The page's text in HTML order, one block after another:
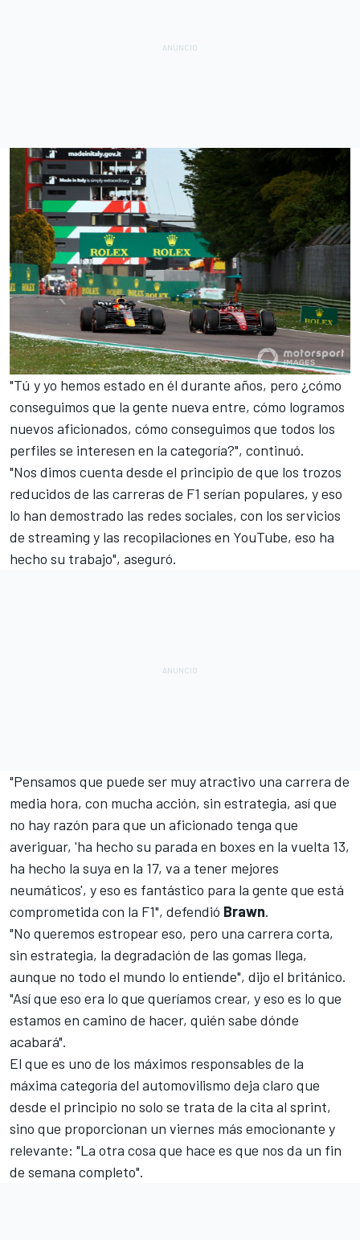
"Tú y yo hemos estado en él durante años, pero ¿cómo
conseguimos que la gente nueva entre, cómo logramos
nuevos aficionados, cómo conseguimos que todos los
perfiles se interesen en la categoría?", continuó.
"Nos dimos cuenta desde el principio de que los trozos
reducidos de las carreras de F1 serían populares, y eso
lo han demostrado las redes sociales, con los servicios
de streaming y las recopilaciones en YouTube, eso ha
hecho su trabajo", aseguró.
"Pensamos que puede ser muy atractivo una carrera de
media hora, con mucha acción, sin estrategia, así que
no hay razón para que un aficionado tenga que
averiguar, 'ha hecho su parada en boxes en la vuelta 13,
ha hecho la suya en la 17, va a tener mejores
neumáticos', y eso es fantástico para la gente que está
comprometida con la F1", defendió Brawn.
"No queremos estropear eso, pero una carrera corta,
sin estrategia, la degradación de las gomas llega,
aunque no todo el mundo lo entiende", dijo el británico.
"Así que eso era lo que queríamos crear, y eso es lo que
estamos en camino de hacer, quién sabe dónde
acabará".
El que es uno de los máximos responsables de la
máxima categoría del automovilismo deja claro que
desde el principio no solo se trata de la cita al sprint,
sino que proporcionan un viernes más emocionante y
relevante: "La otra cosa que hace es que nos da un fin
de semana completo".